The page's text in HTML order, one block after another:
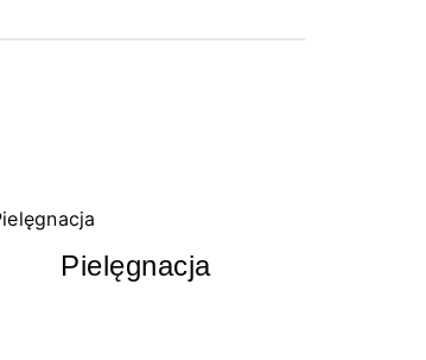
Pielęgnacja